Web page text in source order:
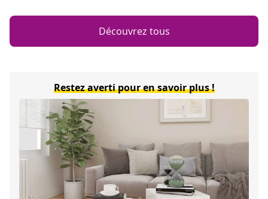
Découvrez tous
Restez averti pour en savoir plus !